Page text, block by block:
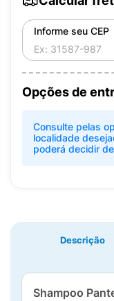
Informe seu CEP
Opções de
Consulte pelas
localidade
poderá decidir
Descrição
Shampoo